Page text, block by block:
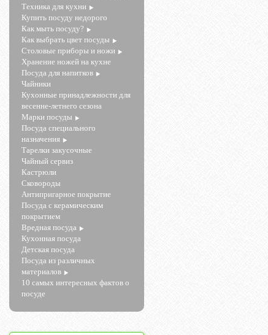
Техника для кухни
Купить посуду недорого
Как мыть посуду?
Как выбрать цвет посуды
Столовые приборы и ножи
Хранение ножей на кухне
Посуда для напитков
Чайники
Кухонные принадлежности для
весенне-летнего сезона
Марки посуды
Посуда специального
назначения
Тарелки закусочные
Чайный сервиз
Кастрюли
Сковороды
Антипригарное покрытие
Посуда с керамическим
покрытием
Вредная посуда
Кухонная посуда
Детская посуда
Посуда из различных
материалов
10 самых интересных фактов о
посуде